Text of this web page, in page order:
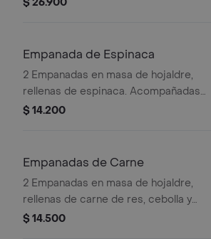
Empanada de Espinaca
2 Empanadas en masa de hojaldre,
rellenas de espinaca. Acompañadas
con labne
$ 14.200
Empanadas de Carne
2 Empanadas en masa de hojaldre,
rellenas de carne de res, cebolla y
especies. Acompañadas con labne
$ 14.500